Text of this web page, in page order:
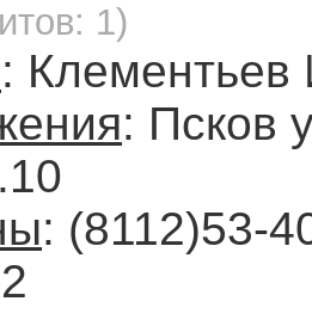
1)
: Клементьев
: Псков
: (8112)53-